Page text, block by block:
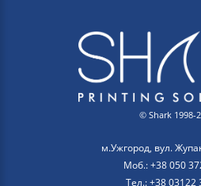
© Shark 1998-
м.Ужгород, вул.
Моб.: +38 050
Тел.: +38 03122